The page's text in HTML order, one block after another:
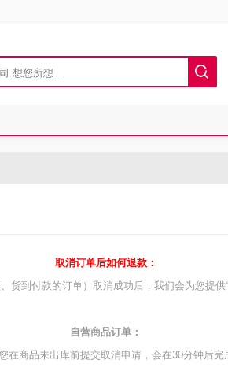
取消订单后如何退款：
货到付款的订单）取消成功后，我们会为您提供
自营商品订单：
在商品未出库前提交取消申请，会在30分钟后完